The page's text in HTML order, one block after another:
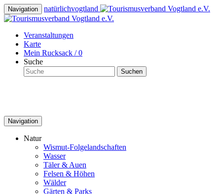
Navigation natürlichvogtland
Veranstaltungen
Karte
Mein Rucksack /0
Suche
Suchen
Navigation
Natur
Wismut-Folgelandschaften
Wasser
Täler & Auen
Felsen & Höhen
Wälder
Gärten & Parks